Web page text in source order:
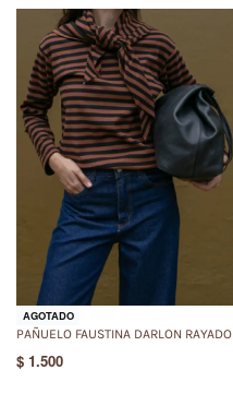
AGOTADO
PAÑUELO FAUSTINA DARLON RAYADO
$ 1.500